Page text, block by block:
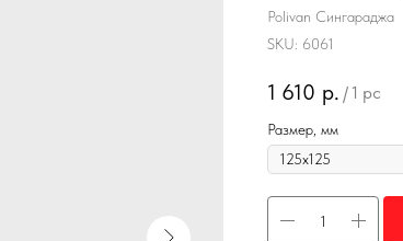
Polivan Сингараджа
SKU: 6061
1 610 р. / 1 pc
Размер, мм